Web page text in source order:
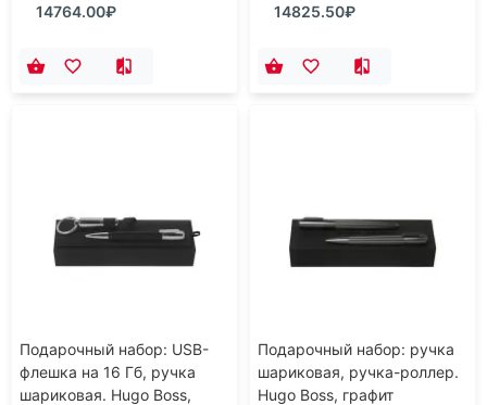
14764.00₽
14825.50₽
Подарочный набор: USB-
флешка на 16 Гб, ручка
шариковая. Hugo Boss,
Подарочный набор: ручка
шариковая, ручка-роллер.
Hugo Boss, графит